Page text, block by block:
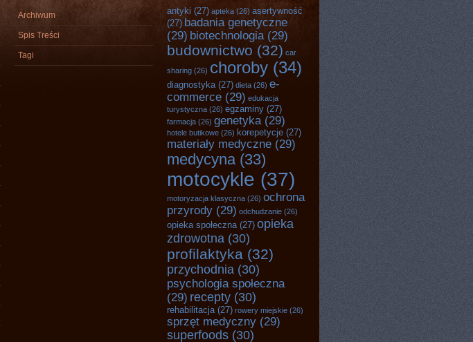
Archiwum
Spis Treści
Tagi
antyki (27) apteka (26) asertywność
(27) badania genetyczne
(29) biotechnologia (29)
budownictwo (32) car
sharing (26) choroby (34)
diagnostyka(27) dieta (26) e-
commerce (29) edukacja
turystyczna (26) egzaminy (27)
farmacja (26) genetyka (29)
hotele butikowe (26) korepetycje (27)
materiały medyczne (29)
medycyna(33)
motocykle (37)
motoryzacja klasyczna (26) ochrona
przyrody (29) odchudzanie (26)
opieka społeczna(27) opieka
zdrowotna (30)
profilaktyka (32)
przychodnia (30)
psychologia społeczna
(29) recepty (30)
rehabilitacja(27) rowery miejskie (26)
sprzęt medyczny (29)
superfoods (30)